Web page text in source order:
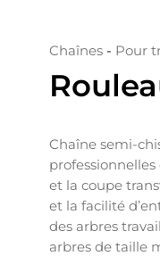
Chaînes - Pour
Chaîne semi-
et la coupe
et la facilité
des arbres
arbres de taille